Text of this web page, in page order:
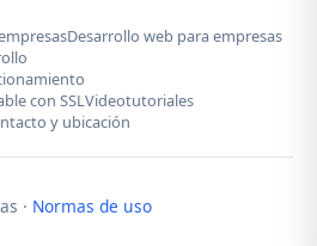
Desarrollo web para empresas
con SSLVideotutoriales
y ubicación
· Normas de uso